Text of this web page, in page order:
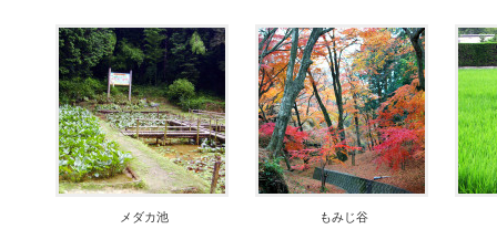
メダカ池 もみじ谷